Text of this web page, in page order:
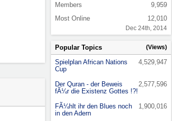
Members
9,959
Most Online
12,010
Dec 24th, 2014
Popular Topics (Views)
4,529,947
Spielplan African Nations
Cup
2,577,596
Der Quran - der Beweis
fÃ¼r die Existenz Gottes !?!
1,900,016
FÃ¼hlt ihr den Blues noch
in den Adern